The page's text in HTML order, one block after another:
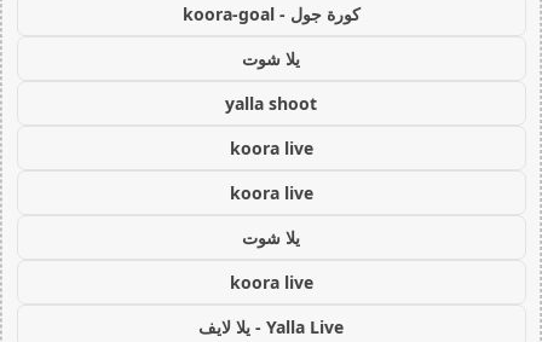
كورة جول - koora-goal
يلا شوت
yalla shoot
koora live
koora live
يلا شوت
koora live
Yalla Live - يلا لايف